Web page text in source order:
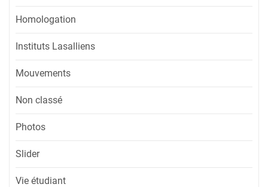
Homologation
Instituts Lasalliens
Mouvements
Non classé
Photos
Slider
Vie étudiant